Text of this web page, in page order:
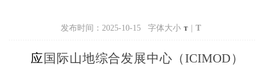
发布时间：2025-10-15 字体大小 T T
应 国际山地综合发展中心（ICIMOD）